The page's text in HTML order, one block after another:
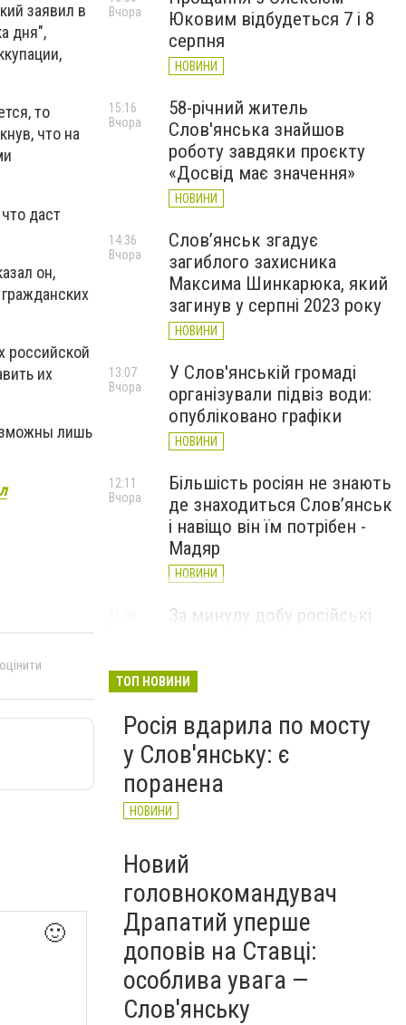
заявил в
дня",
то
что на
даст
он,
российской
их
лишь
🙂
Юковим відбудеться 7 і 8
серпня
НОВИНИ
Вчора
58-річний житель
Слов'янська знайшов
роботу завдяки проєкту
«Досвід має значення»
НОВИНИ
15:16
Вчора
Слов’янськ згадує
загиблого захисника
Максима Шинкарюка, який
загинув у серпні 2023 року
НОВИНИ
14:36
Вчора
У Слов'янській громаді
організували підвіз води:
опубліковано графіки
НОВИНИ
13:07
Вчора
Більшість росіян не знають
де знаходиться Слов’янськ
і навіщо він їм потрібен -
Мадяр
НОВИНИ
12:11
Вчора
За минулу добу російські
великої війни: 6 серпня
ТОП НОВИНИ
Росія вдарила по мосту
у Слов'янську: є
поранена
НОВИНИ
Новий
головнокомандувач
Драпатий уперше
доповів на Ставці:
особлива увага —
Слов'янську